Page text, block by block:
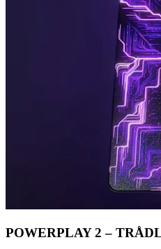
POWERPLAY 2 –